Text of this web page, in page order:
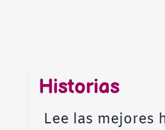
Historias
Lee las mejores